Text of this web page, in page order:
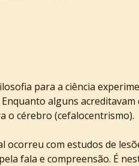
para a ciência
Enquanto alguns
o cérebro (cefalocentrismo).
ocorreu com estudos de
fala e compreensão. É